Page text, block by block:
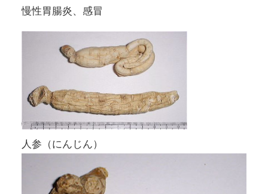
慢性胃腸炎、感冒
人参（にんじん）